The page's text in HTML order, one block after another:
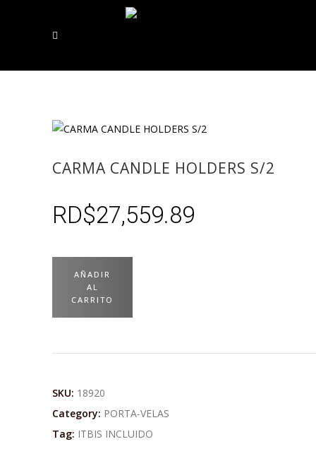
CARMA CANDLE HOLDERS S/2
RD$27,559.89
AÑADIR
AL
CARRITO
SKU: 18920
Category: PORTA-VELAS
Tag: ITBIS INCLUIDO